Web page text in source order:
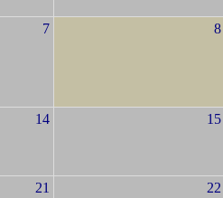
7 8
14 15
21 22